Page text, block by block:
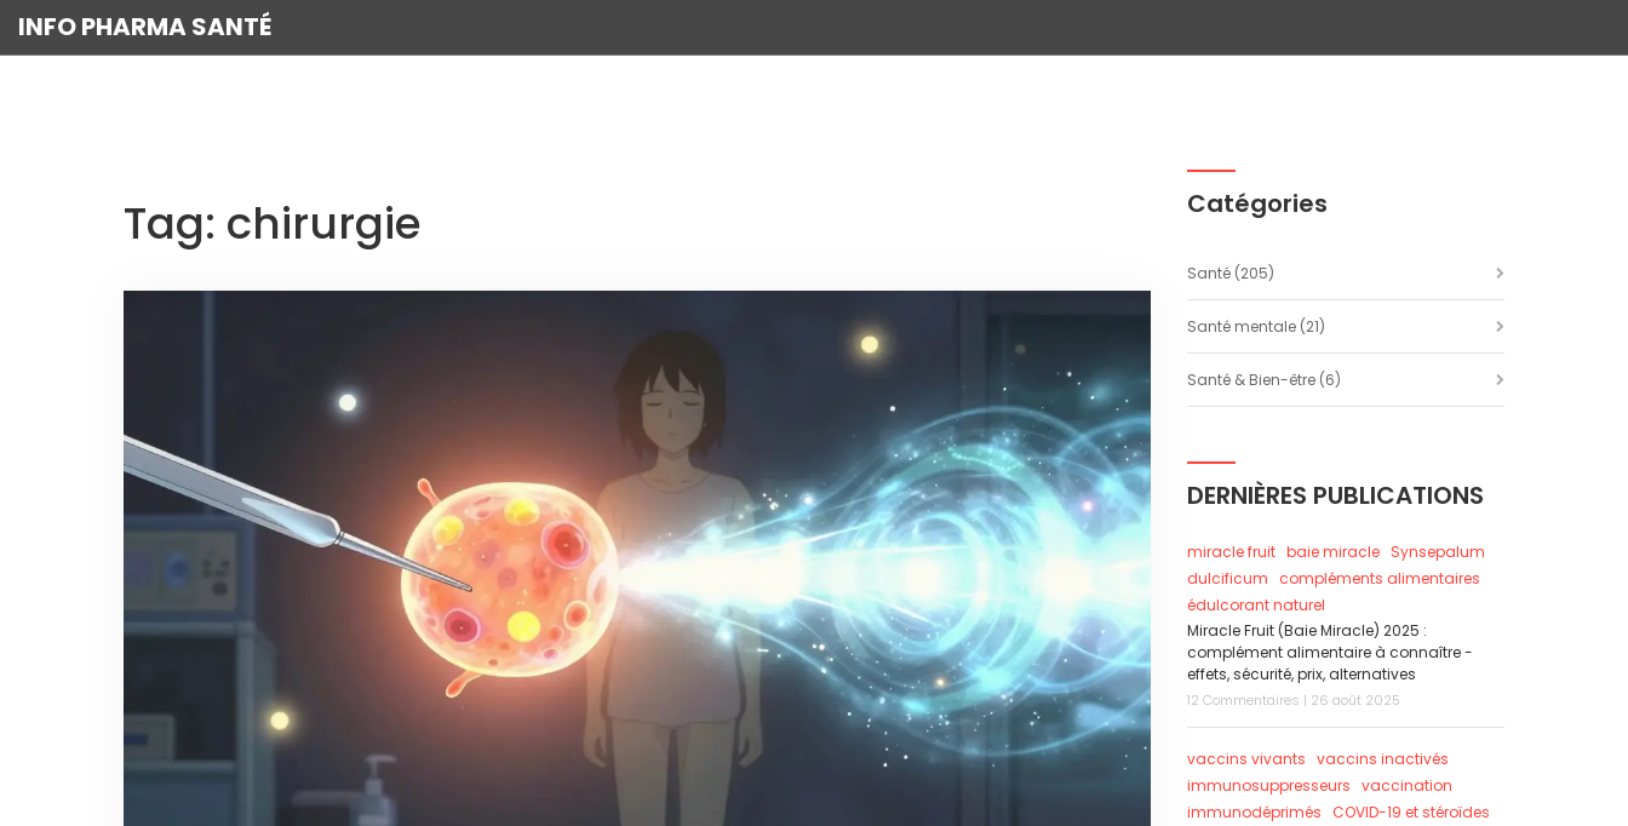
INFO PHARMA SANTÉ
Tag: chirurgie Catégories
Santé (205)
Santé mentale (21)
Santé & Bien-être (6)
DERNIÈRES PUBLICATIONS
miracle fruit baie miracle
Synsepalum
dulcificum
compléments alimentaires
édulcorant naturel
Miracle Fruit (Baie Miracle) 2025 :
complément alimentaire à connaître -
effets, sécurité, prix, alternatives
12 Commentaires | 26 août 2025
vaccins vivants vaccins inactivés
immunosuppresseurs vaccination
immunodéprimés
COVID-19 et stéroïdes